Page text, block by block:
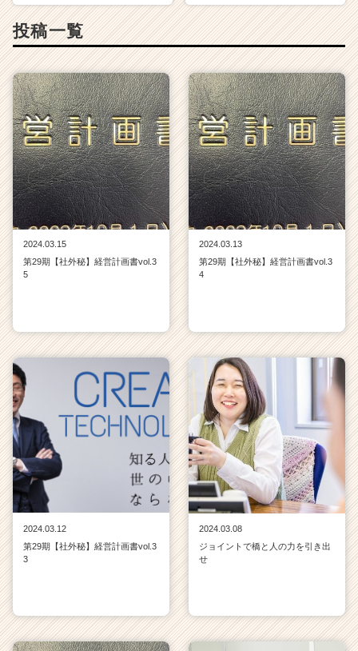
ア
h
e
r
C
a
r
e
e
r）
投稿一覧
2024.03.15
第29期【社外秘】経営計画書vol.3
5
2024.03.13
第29期【社外秘】経営計画書vol.3
4
2024.03.12
第29期【社外秘】経営計画書vol.3
3
2024.03.08
ジョイントで橋と人の力を引き出
せ